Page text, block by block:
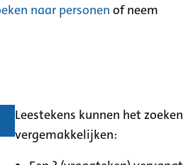
naar personen of neem
Leestekens kunnen het zoeken
vergemakkelijken: